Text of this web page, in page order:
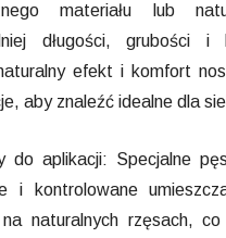
materiału lub
długości, grubości i
efekt i komfort
aby znaleźć idealne dla
do aplikacji: Specjalne
i kontrolowane
na naturalnych rzęsach,